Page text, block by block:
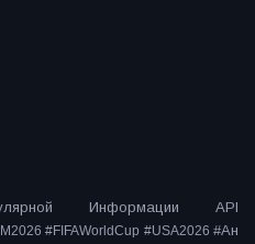
Информации API
#FIFAWorldCup #USA2026 #Ан